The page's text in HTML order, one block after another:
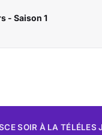
- Saison 1
CE SOIR À LA TÉLÉLES